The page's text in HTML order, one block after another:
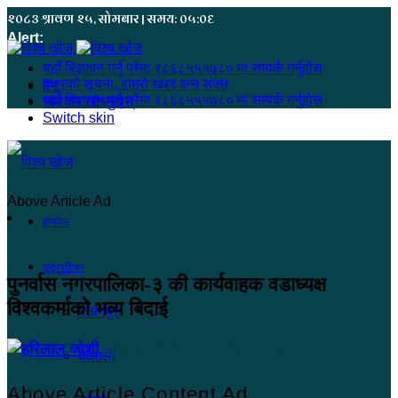
२०८३ श्रावण २५, सोमबार | समय: ०५:०६
Alert:
यहाँ बिज्ञापन गर्नु परेमा ९८६८५५५७८० मा सम्पर्क गर्नुहोस
हजुरको सूचना, हाम्रो खबर बन्न सक्छ
यहाँ बिज्ञापन गर्नु परेमा ९८६८५५५७८० मा सम्पर्क गर्नुहोस
मेनू
समाचार खोज्नुहोस्
Switch skin
होमपेज
सुदूरपश्चिम
कंचनपुर
कैलाली
Above Article Ad
पुनर्वास नगरपालिका-३ की कार्यवाहक वडाध्यक्ष
विश्वकर्माको भव्य बिदाई
हरिलाल जोशी